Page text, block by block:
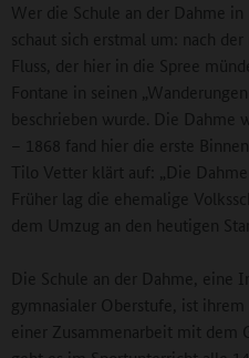
Wer die Schule an der Dahme
schaut sich erstmal um: nach
Fluss, der hier in die Spree
Fontane in seinen
beschrieben wurde. Die Dahme
– 1868 fand hier die erste
Tilo Vetter klärt auf: „Die
Früher lag die ehemalige
dem Umzug an den heutigen
Die Schule an der Dahme, eine
gymnasialer Oberstufe, ist
einer Zusammenarbeit mit dem